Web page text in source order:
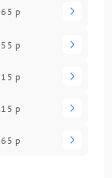
р
р
р
р
р